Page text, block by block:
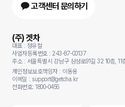
고객센터 문의하기
(주) 겟차
대표 : 정유철
사업자등록번호 : 243-87-00137
주소 : 서울특별시 강남구 삼성로91길 32 10층, 11
개인정보보호책임자 : 이동용
이메일 : support@getcha.kr
전화번호: 1800-0456